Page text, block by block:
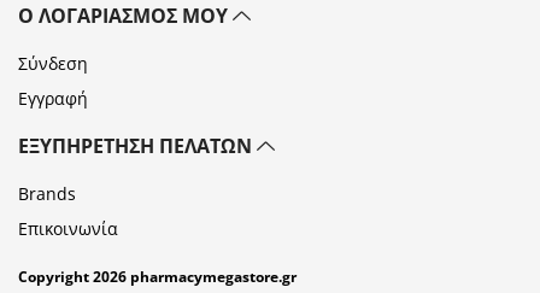
Ο ΛΟΓΑΡΙΑΣΜΌΣ ΜΟΥ
Σύνδεση
Εγγραφή
ΕΞΥΠΗΡΈΤΗΣΗ ΠΕΛΑΤΏΝ
Brands
Επικοινωνία
Copyright 2026 pharmacymegastore.gr